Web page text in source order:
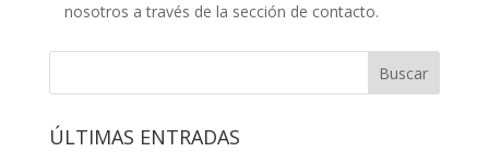
nosotros a través de la sección de contacto.
ÚLTIMAS ENTRADAS